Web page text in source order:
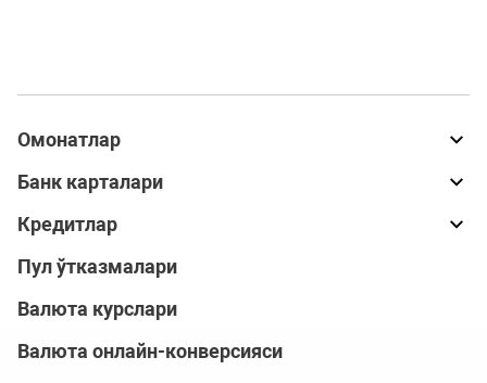
Омонатлар
Банк карталари
Кредитлар
Пул ўтказмалари
Валюта курслари
Валюта онлайн-конверсияси